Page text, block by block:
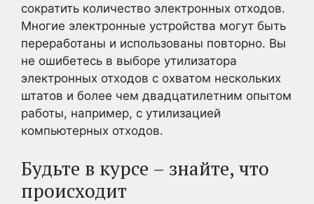
сократить количество электронных отходов.
Многие электронные устройства могут быть
переработаны и использованы повторно. Вы
не ошибетесь в выборе утилизатора
электронных отходов с охватом нескольких
штатов и более чем двадцатилетним опытом
работы, например, с утилизацией
компьютерных отходов.
Будьте в курсе – знайте, что
происходит